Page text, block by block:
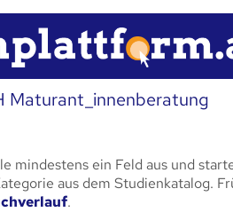
Maturant_innenberatung
mindestens ein Feld aus und
aus dem Studienkatalog.
.